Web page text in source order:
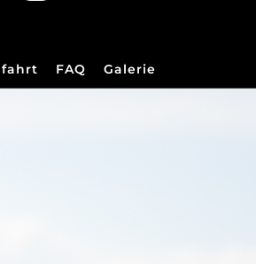
FAQ Galerie